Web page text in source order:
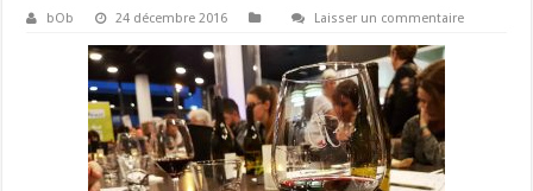
bOb 24 décembre 2016 Laisser un commentaire